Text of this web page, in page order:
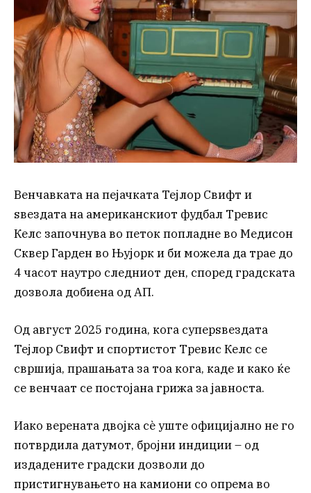
Венчавката на пејачката Тејлор Свифт и
ѕвездата на американскиот фудбал Тревис
Келс започнува во петок попладне во Медисон
Сквер Гарден во Њујорк и би можела да трае до
4 часот наутро следниот ден, според градската
дозвола добиена од АП.
Од август 2025 година, кога суперѕвездата
Тејлор Свифт и спортистот Тревис Келс се
свршија, прашањата за тоа кога, каде и како ќе
се венчаат се постојана грижа за јавноста.
Иако верената двојка сè уште официјално не го
потврдила датумот, бројни индиции – од
издадените градски дозволи до
пристигнувањето на камиони со опрема во